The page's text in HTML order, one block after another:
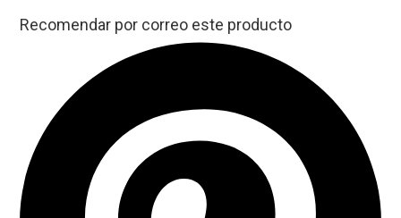
Recomendar por correo este producto